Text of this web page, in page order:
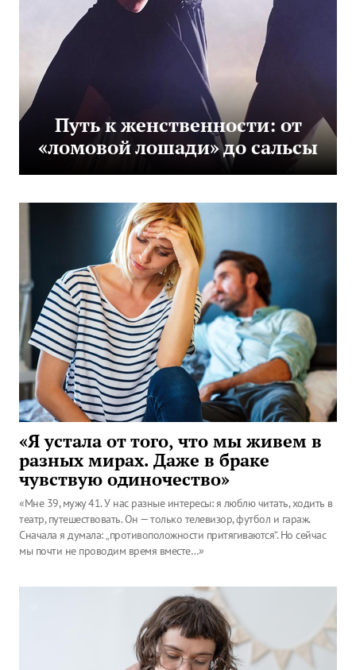
Путь к женственности: от
«ломовой лошади» до сальсы
«Я устала от того, что мы живем в
разных мирах. Даже в браке
чувствую одиночество»
«Мне 39, мужу 41. У нас разные интересы: я люблю читать, ходить в
театр, путешествовать. Он — только телевизор, футбол и гараж.
Сначала я думала: „противоположности притягиваются“. Но сейчас
мы почти не проводим время вместе…»